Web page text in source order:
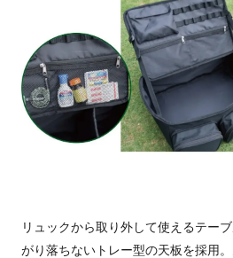
リュックから取り外して使えるテー
がり落ちないトレー型の天板を採用